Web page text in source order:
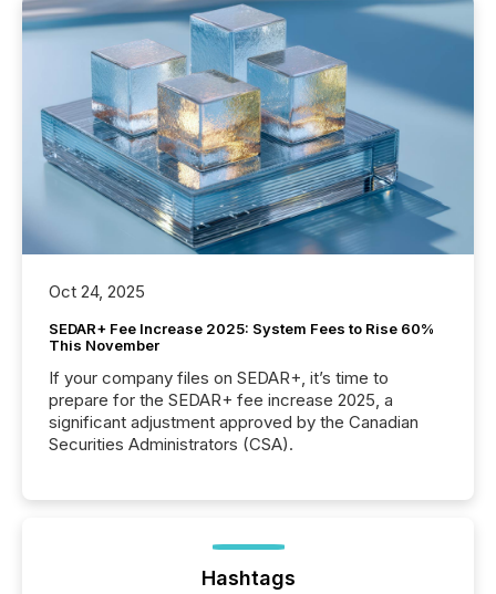
Oct 24, 2025
SEDAR+ Fee Increase 2025: System Fees to Rise 60%
This November
If your company files on SEDAR+, it’s time to
prepare for the SEDAR+ fee increase 2025, a
significant adjustment approved by the Canadian
Securities Administrators (CSA).
Hashtags